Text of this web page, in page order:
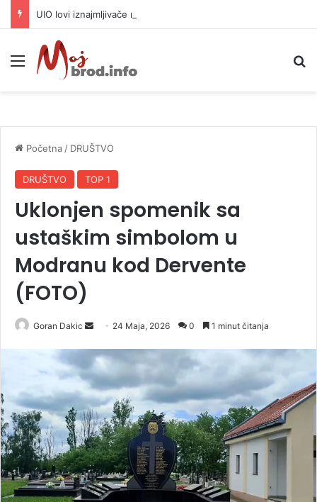
Meni
Početna / DRUŠTVO
DRUŠTVO TOP 1
Uklonjen spomenik sa
ustaškim simbolom u
Modranu kod Dervente
(FOTO)
Goran Dakic
n
d
a
n
e
m
a
i
l
24 Maja, 2026 0 1 minut čitanja